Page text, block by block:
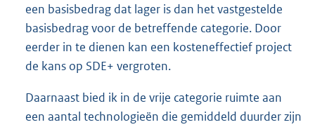
een basisbedrag dat lager is dan het vastgestelde
basisbedrag voor de betreffende categorie. Door
eerder in te dienen kan een kosteneffectief project
de kans op SDE+ vergroten.
Daarnaast bied ik in de vrije categorie ruimte aan
een aantal technologieën die gemiddeld duurder zijn